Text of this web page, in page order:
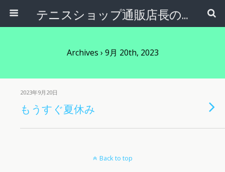
テニスショップ通販店長のブログ＠テニスショップLAFINO 西山克久
Archives › 9月 20th, 2023
2023年9月20日
もうすぐ夏休み
Back to top